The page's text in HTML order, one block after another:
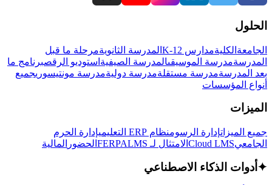
الحلول
الجامعة الكليةمدارس K-12 المدرسة الثانويةمرحلة ما قبل
المدرسةمدرسة الموسيقىالمدرسة الصيفية استوديو الرقصبرنامج ما
بعد المدرسةمدرسة مستقلةمدرسة دوليةمدرسة مونتيسوريجميع
أنواع المؤسسات
الميزات
جميع الميزاتإدارة الرسومنظام ERP التعليمي
إدارة الحرم
الجامعيCloud LMS الامتثال لـ FERPA LMS الحضور المالية
✦ أدوات الذكاء الاصطناعي